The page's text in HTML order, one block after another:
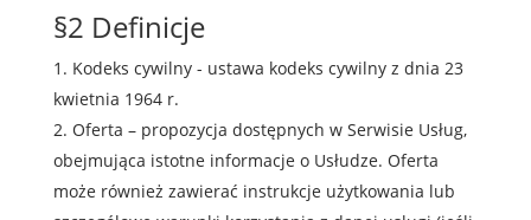
§2 Definicje
Kodeks cywilny - ustawa kodeks cywilny z dnia 23
kwietnia 1964 r.
Oferta – propozycja dostępnych w Serwisie Usług,
obejmująca istotne informacje o Usłudze. Oferta
może również zawierać instrukcje użytkowania lub